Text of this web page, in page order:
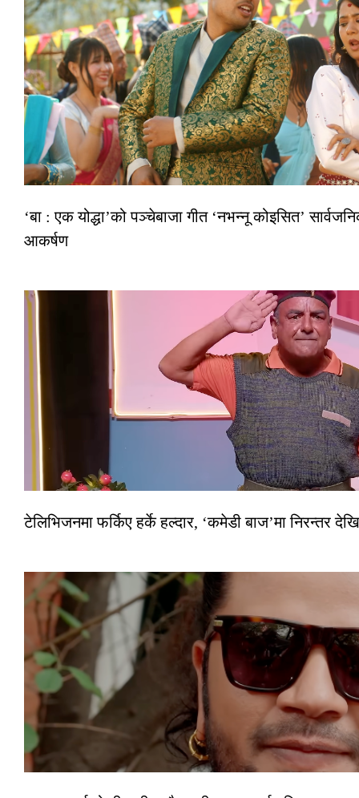
‘बा : एक योद्धा’को पञ्चेबाजा गीत ‘नभन्नू कोइसित’
आकर्षण
टेलिभिजनमा फर्किए हर्के हल्दार, ‘कमेडी बाज’मा निरन्तर